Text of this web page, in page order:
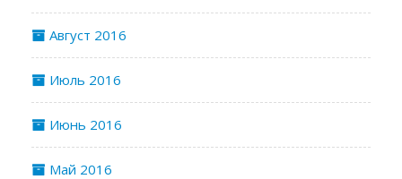
Август 2016
Июль 2016
Июнь 2016
Май 2016